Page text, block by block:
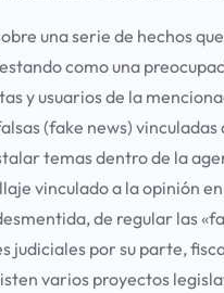
una serie de hechos
como una
y usuarios de la
(fake news)
temas dentro de la
vinculado a la opinión
de regular las
judiciales por su parte,
varios proyectos